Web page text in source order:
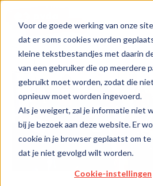
Voor de goede werking van onze
dat er soms cookies worden
kleine tekstbestandjes met daarin
van een gebruiker die op meerdere
gebruikt moet worden, zodat die
opnieuw moet worden ingevoerd.
Als je weigert, zal je informatie niet
bij je bezoek aan deze website. Er
cookie in je browser geplaatst om
dat je niet gevolgd wilt worden.
Cookie-instellingen